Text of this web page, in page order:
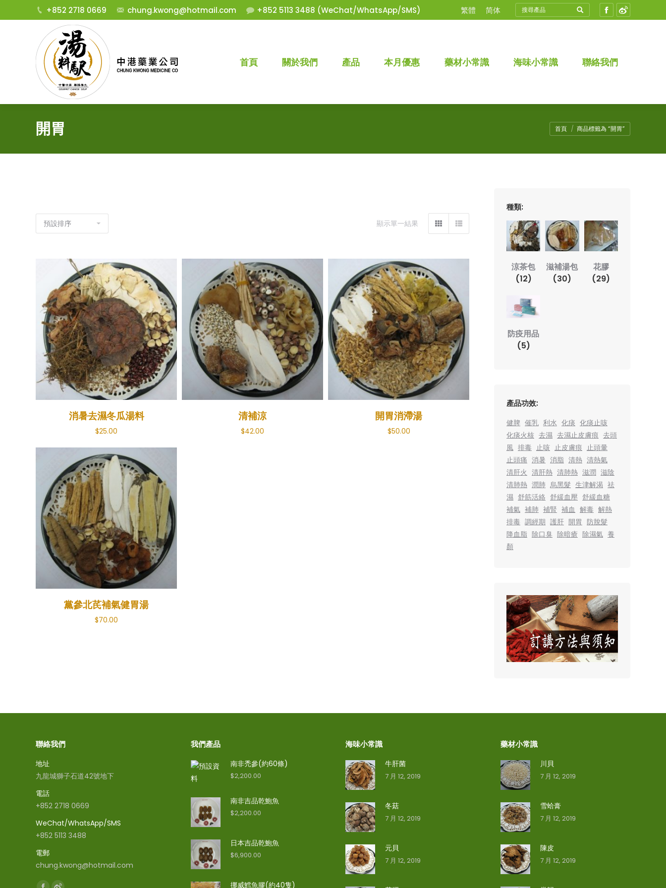
+852 2718 0669 chung.kwong@hotmail.com +852 5113 3488 (WeChat/WhatsApp/SMS) 繁體 简体 Search:
Facebook
Weibo
首頁 關於我們 產品 本月優惠 藥材小常識 海味小常識 聯絡我們
開胃 首頁 商品標籤為 “開胃”
顯示單一結果
消暑去濕冬瓜湯料
$25.00
清補涼
$42.00
開胃消滯湯
$50.00
黨參北芪補氣健胃湯
$70.00
種類:
涼茶包
(12)
滋補湯包
(30)
花膠
(29)
防疫用品
(5)
產品功效:
健脾 催乳 利水 化痰 化痰止咳
化痰火核 去濕 去濕止皮膚痕 去頭
風 排毒 止咳 止皮膚痕
止頭暈
止頭痛 消暑 消脂 清熱 清熱氣
清肝火 清肝熱 清肺熱 滋潤 滋陰
清肺熱 潤肺 烏黑髮 生津解渴 祛
濕 舒筋活絡 舒緩血壓 舒緩血糖
補氣 補肺 補腎 補血 解毒 解熱
排毒 調經期 護肝 開胃 防脫髮
降血脂 除口臭 除暗瘡 除濕氣 養
顏
聯絡我們
地址
九龍城獅子石道42號地下
電話
+852 2718 0669
WeChat/WhatsApp/SMS
+852 5113 3488
電郵
chung.kwong@hotmail.com
Find us on:
我們產品
南非禿參(約60條)
$2,200.00
南非吉品乾鮑魚
$2,200.00
日本吉品乾鮑魚
$6,900.00
挪威鱈魚膠(約40隻)
海味小常識
牛肝菌
7 月 12, 2019
冬菇
7 月 12, 2019
元貝
7 月 12, 2019
藥材小常識
川貝
7 月 12, 2019
雪蛤膏
7 月 12, 2019
陳皮
7 月 12, 2019